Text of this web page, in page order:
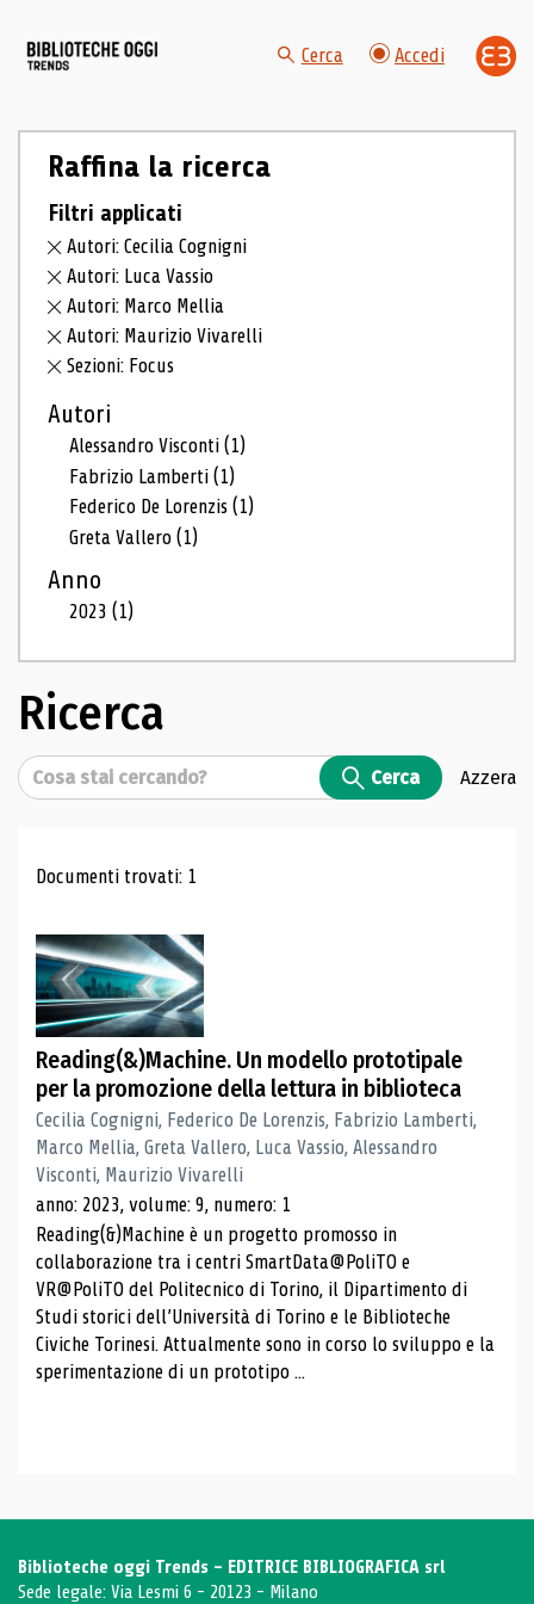
Cerca Accedi
Raffina la ricerca
Filtri applicati
Autori: Cecilia Cognigni
Autori: Luca Vassio
Autori: Marco Mellia
Autori: Maurizio Vivarelli
Sezioni: Focus
Autori
Alessandro Visconti(1)
Fabrizio Lamberti(1)
Federico De Lorenzis(1)
Greta Vallero(1)
Anno
2023(1)
Ricerca
Cerca Cerca Azzera
Risultati di ricerca
Documenti trovati: 1
Reading(&)Machine. Un modello prototipale
per la promozione della lettura in biblioteca
Cecilia Cognigni, Federico De Lorenzis, Fabrizio Lamberti,
Marco Mellia, Greta Vallero, Luca Vassio, Alessandro
Visconti, Maurizio Vivarelli
anno: 2023, volume: 9, numero: 1
Reading(&)Machine è un progetto promosso in
collaborazione tra i centri SmartData@PoliTO e
VR@PoliTO del Politecnico di Torino, il Dipartimento di
Studi storici dell’Università di Torino e le Biblioteche
Civiche Torinesi. Attualmente sono in corso lo sviluppo e la
sperimentazione di un prototipo ...
Biblioteche oggi Trends - EDITRICE BIBLIOGRAFICA srl
Sede legale: Via Lesmi 6 - 20123 - Milano